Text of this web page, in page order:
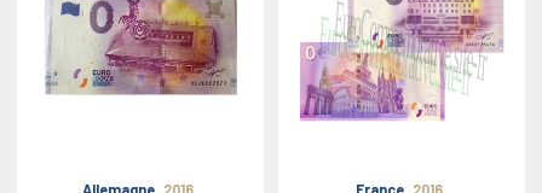
Allemagne 2016 France 2016